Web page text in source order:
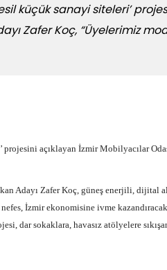
küçük sanayi siteleri’
Zafer Koç, “Üyelerimiz
açıklayan İzmir Mobilyacılar
Adayı Zafer Koç, güneş enerjili, dijital
İzmir ekonomisine ivme
dar sokaklara, havasız atölyelere